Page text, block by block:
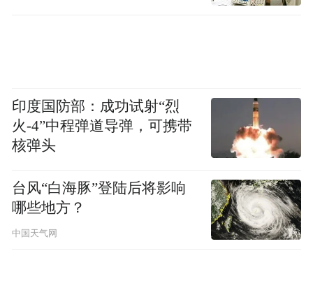
频)为凤凰网旗下自媒体平台“大风号”用户上传并发
布，本平台仅提供信息存储空间服务。
Notice: The content above (including the videos,
pictures and audios if any) is uploaded and posted
by the user of Dafeng Hao, which is a social media
space services.”
印度国防部：成功试射“烈
火-4”中程弹道导弹，可携带
核弹头
台风“白海豚”登陆后将影响
哪些地方？
中国天气网